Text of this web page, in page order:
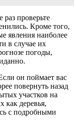
проверьте
Кроме того,
явления наиболее
в случае их
погоды,
он поймает вас
повернуть назад
участков на
как деревья,
с подробными